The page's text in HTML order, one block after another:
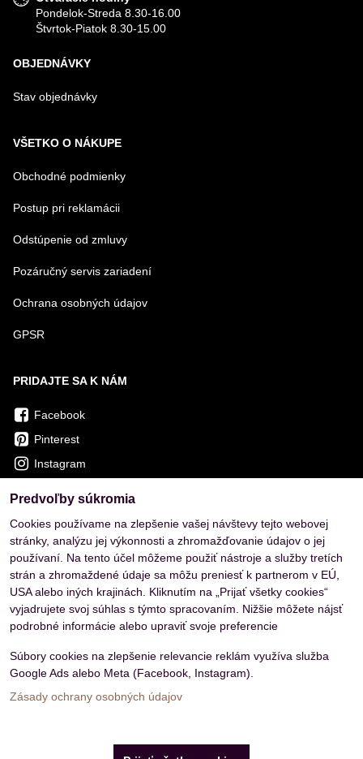
Pondelok-Streda 8.30-16.00
Štvrtok-Piatok 8.30-15.00
OBJEDNÁVKY
Stav objednávky
VŠETKO O NÁKUPE
Obchodné podmienky
Postup pri reklamácii
Odstúpenie od zmluvy
Pozáručný servis zariadení
Ochrana osobných údajov
GPSR
PRIDAJTE SA K NÁM
Facebook
Pinterest
Instagram
Predvoľby súkromia
Cookies používame na zlepšenie vašej návštevy tejto webovej
stránky, analýzu jej výkonnosti a zhromažďovanie údajov o jej
používaní. Na tento účel môžeme použiť nástroje a služby tretích
strán a zhromaždené údaje sa môžu preniesť k partnerom v EÚ,
USA alebo iných krajinách. Kliknutím na „Prijať všetky cookies“
vyjadrujete svoj súhlas s týmto spracovaním. Nižšie môžete nájsť
podrobné informácie alebo upraviť svoje preferencie
Súbory cookies na zlepšenie relevancie reklám využíva služba
Google Ads alebo Meta (Facebook, Instagram).
Zásady ochrany osobných údajov